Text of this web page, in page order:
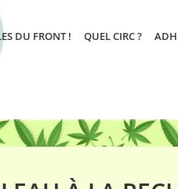
DU FRONT ! QUEL CIRC ?